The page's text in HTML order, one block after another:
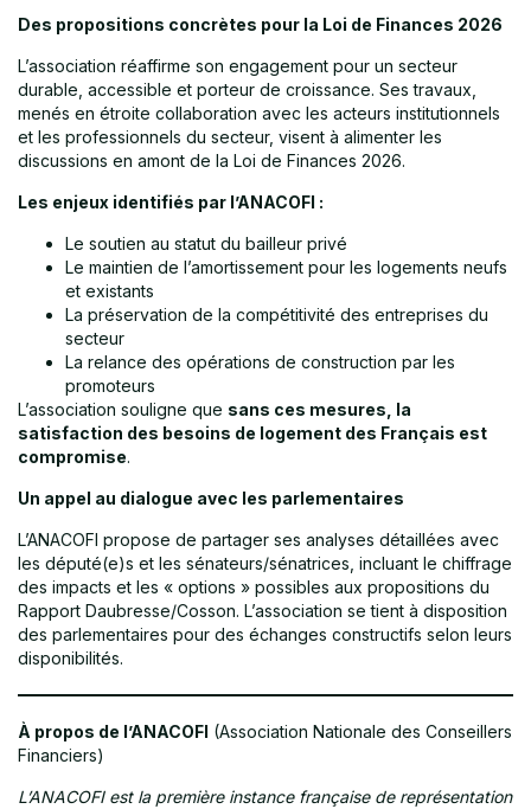
Des propositions concrètes pour la Loi de Finances 2026
L’association réaffirme son engagement pour un secteur
durable, accessible et porteur de croissance. Ses travaux,
menés en étroite collaboration avec les acteurs institutionnels
et les professionnels du secteur, visent à alimenter les
discussions en amont de la Loi de Finances 2026.
Les enjeux identifiés par l’ANACOFI :
Le soutien au statut du bailleur privé
Le maintien de l’amortissement pour les logements neufs
et existants
La préservation de la compétitivité des entreprises du
secteur
La relance des opérations de construction par les
promoteurs
L’association souligne que sans ces mesures, la
satisfaction des besoins de logement des Français est
compromise.
Un appel au dialogue avec les parlementaires
L’ANACOFI propose de partager ses analyses détaillées avec
les député(e)s et les sénateurs/sénatrices, incluant le chiffrage
des impacts et les « options » possibles aux propositions du
Rapport Daubresse/Cosson. L’association se tient à disposition
des parlementaires pour des échanges constructifs selon leurs
disponibilités.
À propos de l’ANACOFI (Association Nationale des Conseillers
Financiers)
L’ANACOFI est la première instance française de représentation